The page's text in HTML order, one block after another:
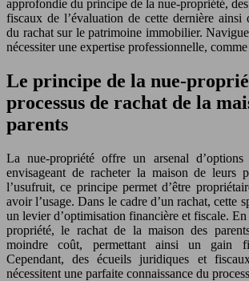
approfondie du principe de la nue-propriété,
fiscaux de l’évaluation de cette dernière ainsi
du rachat sur le patrimoine immobilier.
nécessiter une expertise professionnelle,
Le principe de la nue-
processus de rachat de la
parents
La nue-propriété offre un arsenal d’options
envisageant de racheter la maison de leurs
l’usufruit, ce principe permet d’être
avoir l’usage. Dans le cadre d’un rachat, cette
un levier d’optimisation financière et fiscale.
propriété, le rachat de la maison des
moindre coût, permettant ainsi un gain
Cependant, des écueils juridiques et
nécessitent une parfaite connaissance du